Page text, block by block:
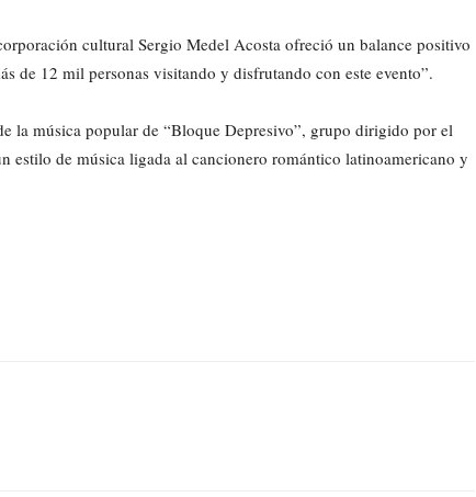
cultural Sergio Medel Acosta ofreció un balance positivo
de 12 mil personas visitando y disfrutando con este evento”.
la música popular de “Bloque Depresivo”, grupo dirigido por el
estilo de música ligada al cancionero romántico latinoamericano y